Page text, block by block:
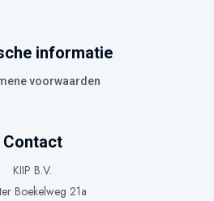
informatie
voorwaarden
Contact
KIIP B.V.
Boekelweg 21a